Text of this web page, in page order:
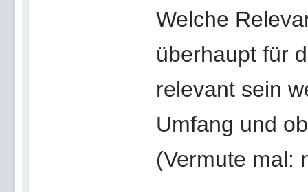
Welche
überhaupt für
relevant sein
Umfang und
(Vermute mal: